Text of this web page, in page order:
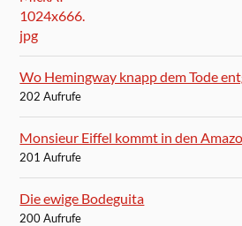
Wo Hemingway knapp dem Tode
202 Aufrufe
Monsieur Eiffel kommt in den
201 Aufrufe
Die ewige Bodeguita
200 Aufrufe